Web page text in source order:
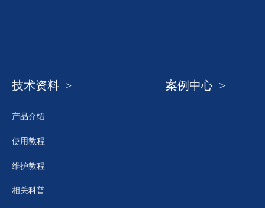
技术资料 >
产品介绍
使用教程
维护教程
相关科普
案例中心 >